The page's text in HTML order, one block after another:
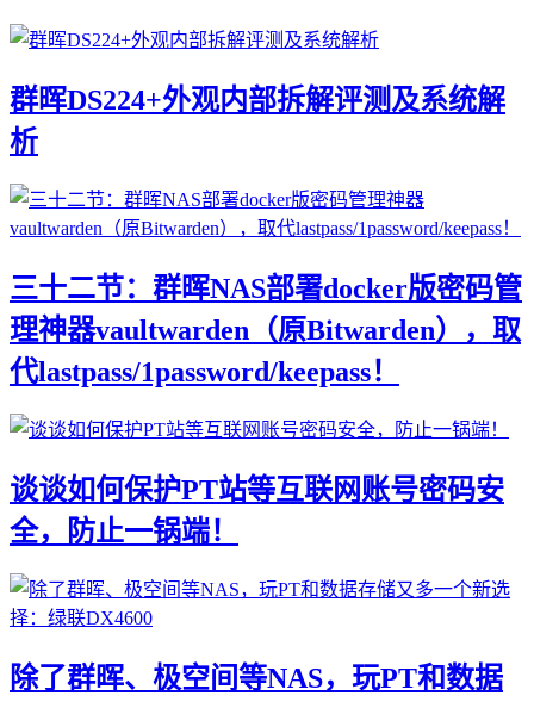
群晖DS224+外观内部拆解评测及系统解
析
三十二节：群晖NAS部署docker版密码管
理神器vaultwarden（原Bitwarden），取
代lastpass/1password/keepass！
谈谈如何保护PT站等互联网账号密码安
全，防止一锅端！
除了群晖、极空间等NAS，玩PT和数据